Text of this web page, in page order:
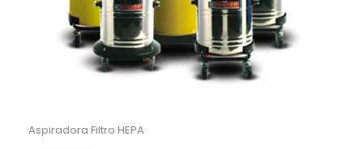
Aspiradora Filtro HEPA